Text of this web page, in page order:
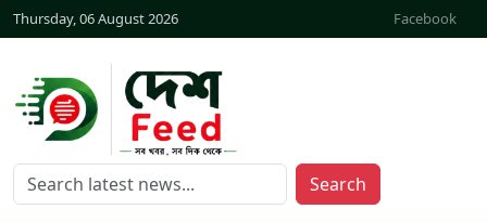
Thursday, 06 August 2026 Facebook
Search